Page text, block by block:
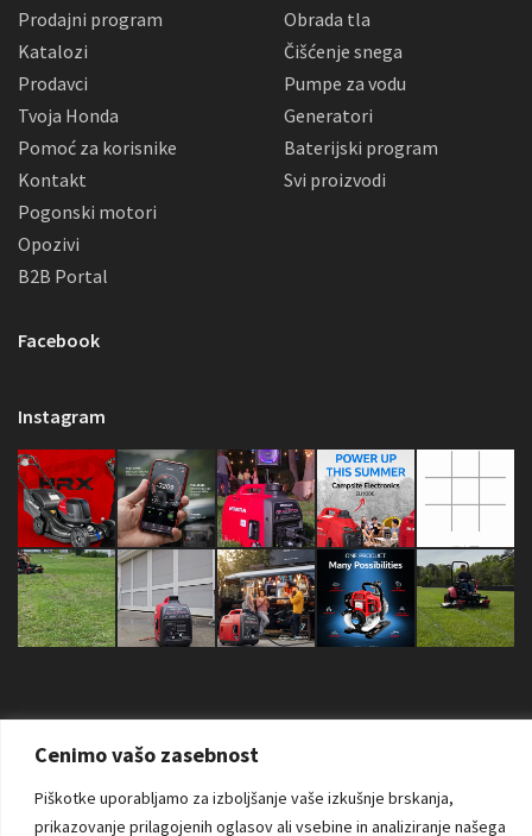
Cenimo vašo zasebnost
Piškotke uporabljamo za izboljšanje vaše izkušnje brskanja,
prikazovanje prilagojenih oglasov ali vsebine in analiziranje našega
Prodajni program
Katalozi
Prodavci
Tvoja Honda
Pomoć za korisnike
Kontakt
Pogonski motori
Opozivi
B2B Portal
Obrada tla
Čišćenje snega
Pumpe za vodu
Generatori
Baterijski program
Svi proizvodi
Facebook
Instagram
Copyright © 2026 Sva prava zadržana. AS Power Equipment d.o.o. |
Izdelava spletne strani:RSMT